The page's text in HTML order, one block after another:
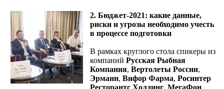
2. Бюджет-2021: какие данные,
риски и угрозы необходимо учесть
в процессе подготовки
В рамках круглого стола спикеры из
компаний Русская Рыбная
Компания, Вертолеты России,
Эрманн, Вифор Фарма, Росинтер
Ресторантс Холдинг, МегаФон